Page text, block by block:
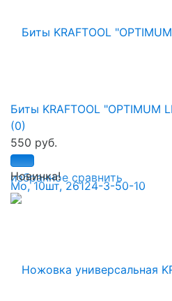
избранное сравнить
Биты KRAFTOOL "OPTIMUM
(0)
550 руб.
Новинка!